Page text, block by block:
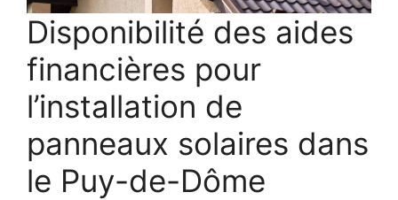
Disponibilité des aides
financières pour
l’installation de
panneaux solaires dans
le Puy-de-Dôme